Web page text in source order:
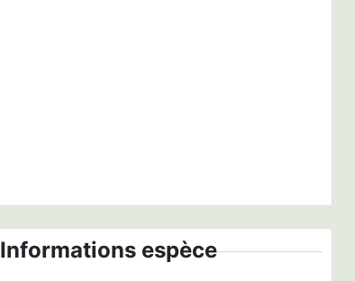
Informations espèce